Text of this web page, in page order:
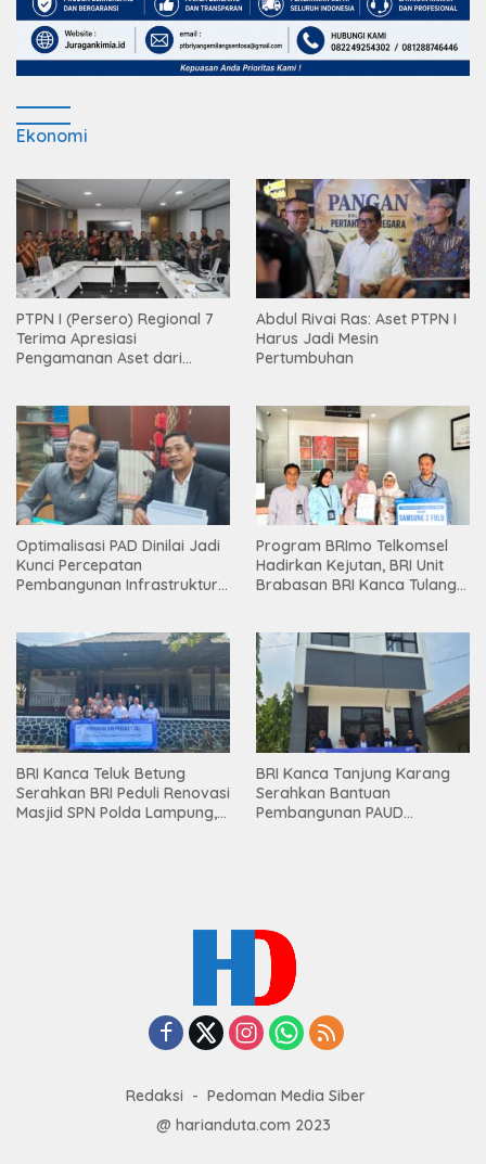
Ekonomi
PTPN I (Persero) Regional 7
Terima Apresiasi
Pengamanan Aset dari
Abdul Rivai Ras: Aset PTPN I
Harus Jadi Mesin
Pertumbuhan
Optimalisasi PAD Dinilai Jadi
Kunci Percepatan
Pembangunan Infrastruktur
Program BRImo Telkomsel
Hadirkan Kejutan, BRI Unit
Brabasan BRI Kanca Tulang
Mesuji
BRI Kanca Teluk Betung
Serahkan BRI Peduli Renovasi
Masjid SPN Polda Lampung,
BRI Kanca Tanjung Karang
Serahkan Bantuan
Pembangunan PAUD
Redaksi
Pedoman Media Siber
@ harianduta.com 2023